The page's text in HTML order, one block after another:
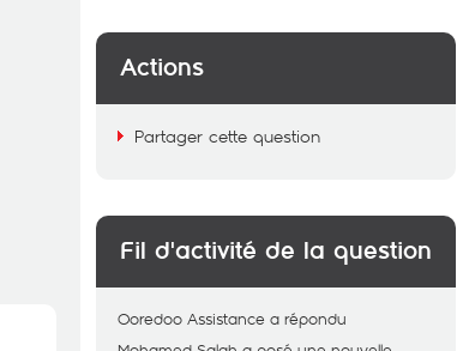
Actions
Partager cette question
Fil d'activité de la question
Ooredoo Assistance a répondu